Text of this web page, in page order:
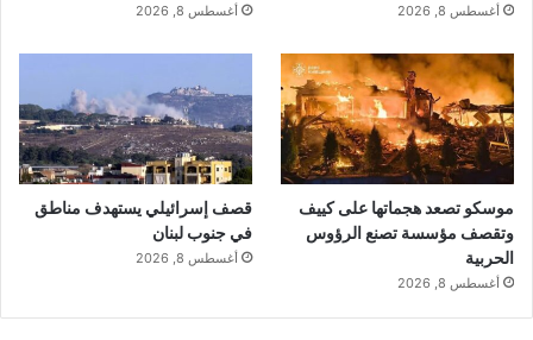
أغسطس 8, 2026 أغسطس 8, 2026
موسكو تصعد هجماتها على كييف
وتقصف مؤسسة تصنع الرؤوس
الحربية
أغسطس 8, 2026
قصف إسرائيلي يستهدف مناطق
في جنوب لبنان
أغسطس 8, 2026